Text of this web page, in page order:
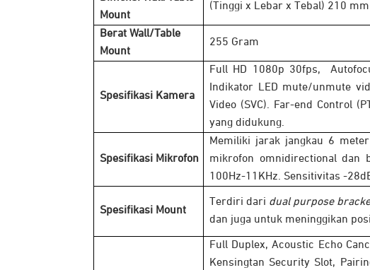
Mount
(Tinggi x Lebar x Tebal) 210
Berat Wall/Table
Mount
255 Gram
Spesifikasi Kamera
Full HD 1080p 30fps,
Indikator LED mute/unmute
Video (SVC). Far-end Control
yang didukung.
Spesifikasi Mikrofon
Memiliki jarak jangkau 6
mikrofon omnidirectional dan
100Hz-11KHz. Sensitivitas -
Spesifikasi Mount
Terdiri dari dual purpose
dan juga untuk meninggikan
Full Duplex, Acoustic Echo
Kensingtan Security Slot,